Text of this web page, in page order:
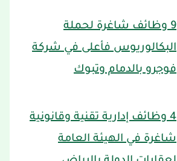
9 وظائف شاغرة لحملة
البكالوريوس فأعلى في شركة
فوجرو بالدمام وتبوك
4 وظائف إدارية تقنية وقانونية
شاغرة في الهيئة العامة